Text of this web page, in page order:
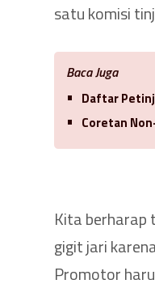
satu komisi
Baca Juga
Daftar
Coretan
Kita berharap
gigit jari
Promotor